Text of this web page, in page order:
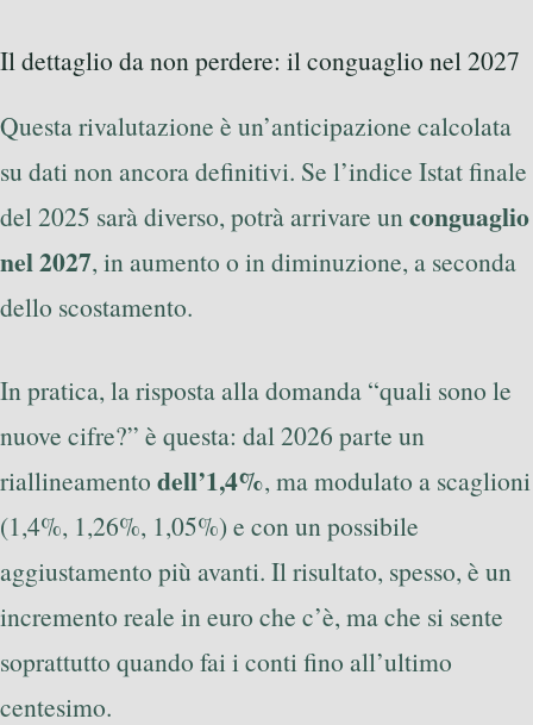
Il dettaglio da non perdere: il conguaglio nel 2027
Questa rivalutazione è un’anticipazione calcolata
su dati non ancora definitivi. Se l’indice Istat finale
del 2025 sarà diverso, potrà arrivare unconguaglio
nel 2027, in aumento o in diminuzione, a seconda
dello scostamento.
In pratica, la risposta alla domanda “quali sono le
nuove cifre?” è questa: dal 2026 parte un
riallineamento dell’1,4%, ma modulato a scaglioni
(1,4%, 1,26%, 1,05%) e con un possibile
aggiustamento più avanti. Il risultato, spesso, è un
incremento reale in euro che c’è, ma che si sente
soprattutto quando fai i conti fino all’ultimo
centesimo.